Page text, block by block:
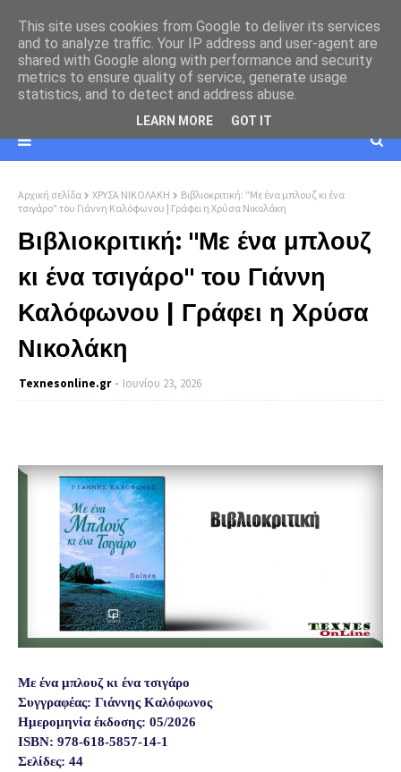
Αρχική σελίδα ΧΡΥΣΑ ΝΙΚΟΛΑΚΗ
Βιβλιοκριτική: "Με ένα μπλουζ κι ένα
τσιγάρο" του Γιάννη Καλόφωνου | Γράφει η Χρύσα Νικολάκη
Βιβλιοκριτική: "Με ένα μπλουζ
κι ένα τσιγάρο" του Γιάννη
Καλόφωνου | Γράφει η Χρύσα
Νικολάκη
Texnesοnline.gr Ιουνίου 23, 2026
Με ένα μπλουζ κι ένα τσιγάρο
Συγγραφέας: Γιάννης Καλόφωνος
Ημερομηνία έκδοσης: 05/2026
ISBN: 978-618-5857-14-1
Σελίδες: 44
This site uses cookies from Google to deliver its services
and to analyze traffic. Your IP address and user-agent are
shared with Google along with performance and security
metrics to ensure quality of service, generate usage
statistics, and to detect and address abuse.
LEARN MORE GOT IT